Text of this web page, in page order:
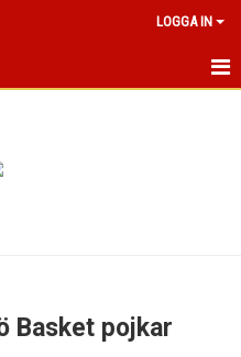
LOGGA IN
Basket pojkar